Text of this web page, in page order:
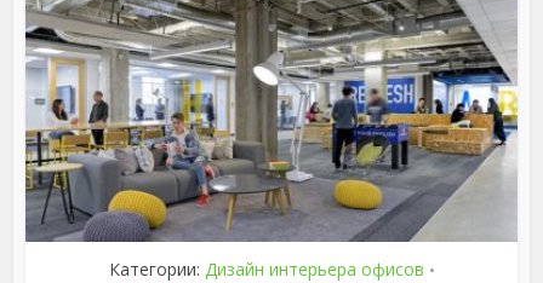
Категории: Дизайн интерьера офисов •